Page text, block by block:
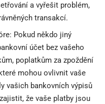
a vyřešit problém,
transakcí.
Pokud někdo jiný
účet bez vašeho
poplatkům za zpoždění
mohou ovlivnit vaše
vašich bankovních výpisů
že vaše platby jsou